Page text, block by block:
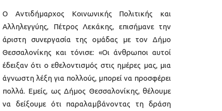
Ο Αντιδήμαρχος Κοινωνικής Πολιτικής και
Αλληλεγγύης, Πέτρος Λεκάκης, επισήμανε την
άριστη συνεργασία της ομάδας με τον Δήμο
Θεσσαλονίκης και τόνισε: «Οι άνθρωποι αυτοί
έδειξαν ότι ο εθελοντισμός στις ημέρες μας, μια
άγνωστη λέξη για πολλούς, μπορεί να προσφέρει
πολλά. Εμείς, ως Δήμος Θεσσαλονίκης, θέλουμε
να δείξουμε ότι παραλαμβάνοντας τη δράση